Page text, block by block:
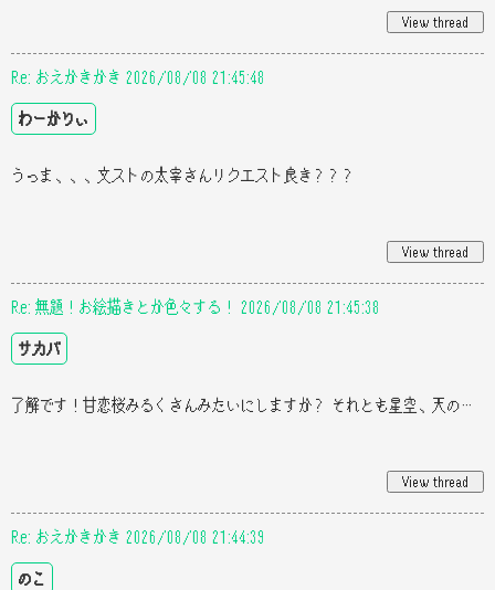
Re: おえかきかき 2026/08/08 21:45:48
わーかりぃ
うっま、、、文ストの太宰さんリクエスト良き？？？
Re: 無題！お絵描きとか色々する！ 2026/08/08 21:45:38
サカバ
了解です！甘恋桜みるくさんみたいにしますか？ それとも星空、天の川イメージにしますか？ 今の所まだまだ全然イラストが描けて
Re: おえかきかき 2026/08/08 21:44:39
のこ